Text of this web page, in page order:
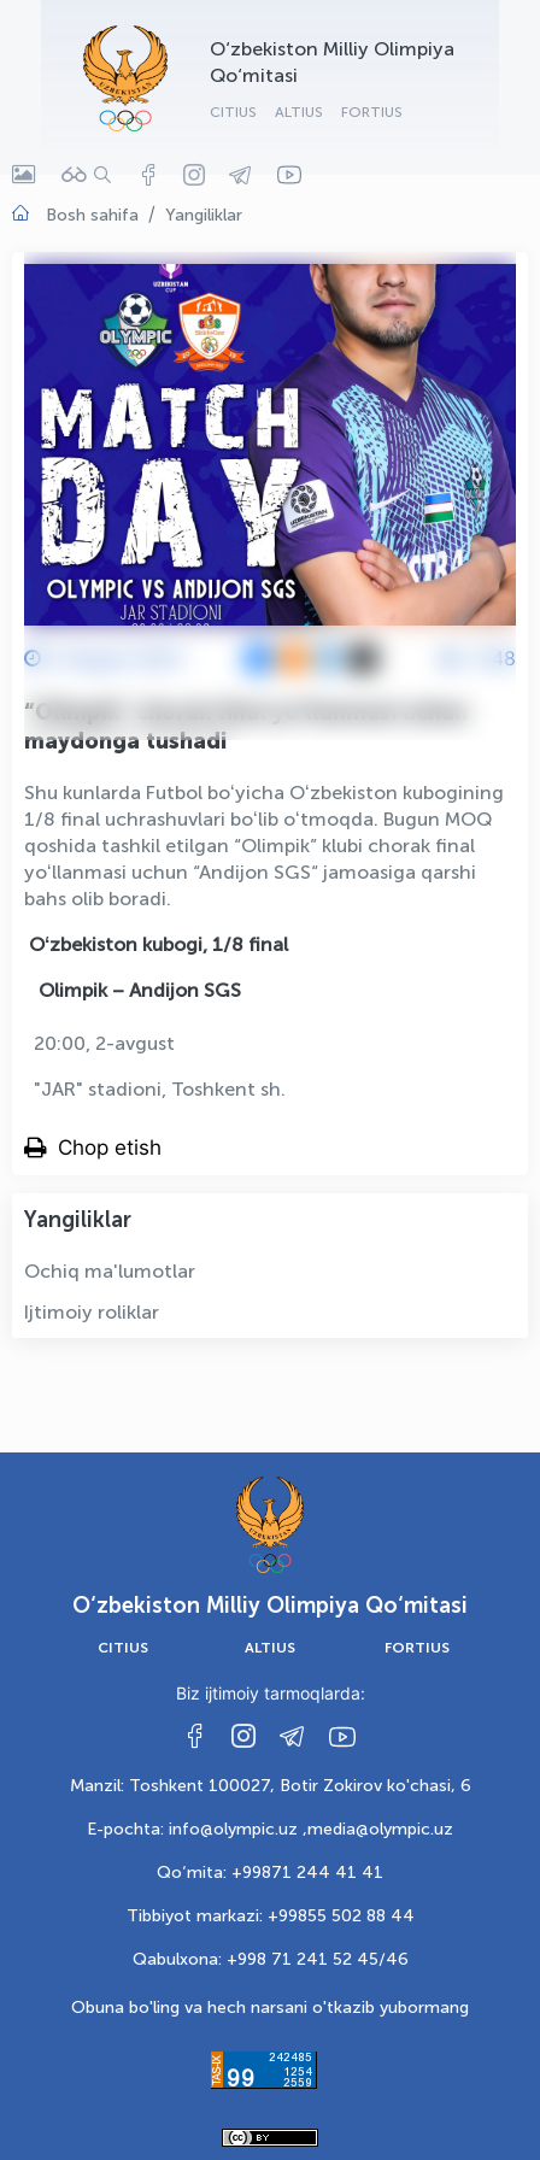
O‘zbekiston Milliy Olimpiya
Qo‘mitasi
CITIUS ALTIUS FORTIUS
Bosh sahifa Yangiliklar
2148
“Olimpik” chorak final yo‘llanmasi uchun
maydonga tushadi
Shu kunlarda Futbol boʻyicha Oʻzbekiston kubogining
1/8 final uchrashuvlari boʻlib oʻtmoqda. Bugun MOQ
qoshida tashkil etilgan “Olimpik” klubi chorak final
yoʻllanmasi uchun “Andijon SGS“ jamoasiga qarshi
bahs olib boradi.
Oʻzbekiston kubogi, 1/8 final
Olimpik – Andijon SGS
20:00, 2-avgust
"JAR" stadioni, Toshkent sh.
Chop etish
Yangiliklar
Ochiq ma'lumotlar
Ijtimoiy roliklar
O‘zbekiston Milliy Olimpiya Qo‘mitasi
CITIUS ALTIUS FORTIUS
Biz ijtimoiy tarmoqlarda:
Manzil: Toshkent 100027, Botir Zokirov ko'chasi, 6
E-pochta: info@olympic.uz ,media@olympic.uz
Qo‘mita: +99871 244 41 41
Tibbiyot markazi: +99855 502 88 44
Qabulxona: +998 71 241 52 45/46
Obuna bo'ling va hech narsani o'tkazib yubormang
OLYMPCHIK AI - yordamchi
Onlayn · olympic.uz